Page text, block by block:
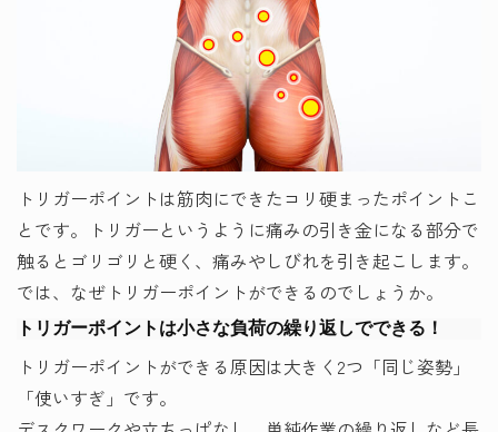
トリガーポイントは筋肉にできたコリ硬まったポイントこ
とです。トリガーというように痛みの引き金になる部分で
触るとゴリゴリと硬く、痛みやしびれを引き起こします。
では、なぜトリガーポイントができるのでしょうか。
トリガーポイントは小さな負荷の繰り返しでできる！
トリガーポイントができる原因は大きく2つ「同じ姿勢」
「使いすぎ」です。